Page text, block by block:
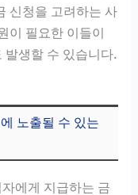
신청을 고려하는 사
이 필요한 이들이
발생할 수 있습니다.
노출될 수 있는
에게 지급하는 금